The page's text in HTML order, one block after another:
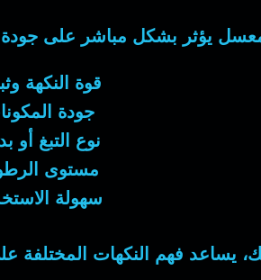
يؤثر بشكل مباشر على
قوة النكهة
جودة
نوع التبغ أو
مستوى
سهولة
يساعد فهم النكهات المختلفة